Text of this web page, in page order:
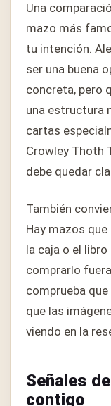
Una
mazo más
tu intención.
ser una buena
concreta, pero
una estructura
cartas
Crowley Thoth
debe quedar
También
Hay mazos
la caja o el
comprarlo
comprueba
que las
viendo en la
Señales
contigo